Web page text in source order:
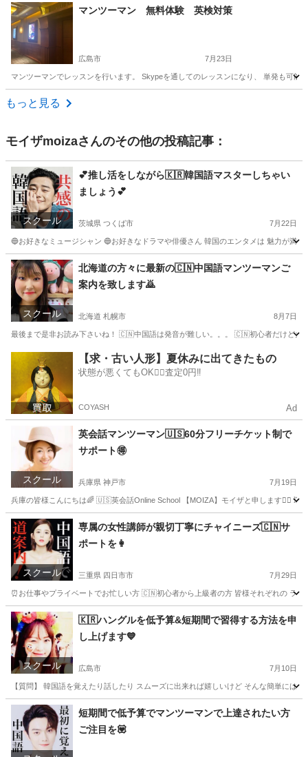
広島 福山市 英会話 キリスト教会
マンツーマン 無料体験 英検対策
広島市 7月23日
マンツーマンでレッスンを行います。 Skypeを通してのレッスンになり、 単発も可
広島 広島市
もっと見る
モイザmoizaさんのその他の投稿記事：
スクール
💕推し活をしながら🇰🇷韓国語マスターしちゃい
ましょう💕
茨城県 つくば市 7月22日
🔵お好きなミュージシャン 🔵お好きなドラマや俳優さん 韓国のエンタメは 魅力が満
茨城 つくば市 韓国語 レッスン
スクール
北海道の方々に最新の🇨🇳中国語マンツーマンご
案内を致します🙇
北海道 札幌市 8月7日
最後まで是非お読み下さいね！ 🇨🇳中国語は発音が難しい。。。 🇨🇳初心者だけど大
中国語 マンツーマン
【求・古い人形】夏休みに出てきたもの
状態が悪くてもOK🙆‍♀️査定0円‼️
COYASH Ad
スクール
英会話マンツーマン🇺🇸60分フリーチケット制で
サポート🉐
兵庫県 神戸市 7月19日
兵庫の皆様こんにちは🌈 🇺🇸英会話Online School 【MOIZA】モイザと申します🙇‍♂️ ️💥
兵庫 神戸市 英会話 マンツーマン
スクール
専属の女性講師が親切丁寧にチャイニーズ🇨🇳サ
ポートを👩
三重県 四日市市 7月29日
⏰お仕事やプライベートでお忙しい方 🇨🇳初心者から上級者の方 皆様それぞれの ラ
三重 四日市市 中国語 レッスン
スクール
🇰🇷ハングルを低予算&短期間で習得する方法を申
し上げます💙
広島市 7月10日
【質問】 韓国語を覚えたり話したり スムーズに出来れば嬉しいけど そんな簡単には
広島 広島市 韓国語 レッスン
短期間で低予算でマンツーマンで上達されたい方
ご注目を💟